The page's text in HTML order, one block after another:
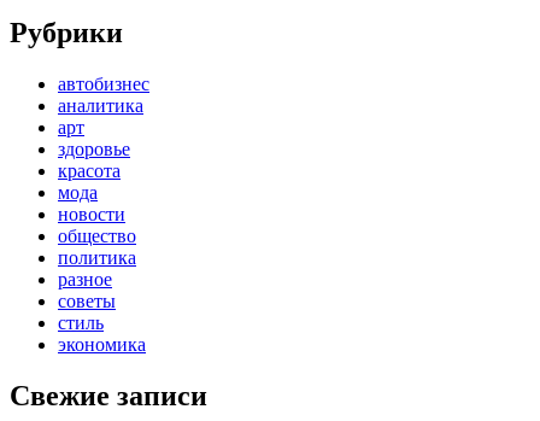
Рубрики
автобизнес
аналитика
арт
здоровье
красота
мода
новости
общество
политика
разное
советы
стиль
экономика
Свежие записи